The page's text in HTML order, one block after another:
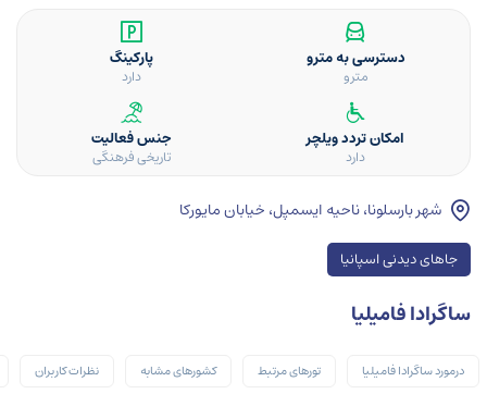
دسترسی به مترو
مترو
پارکینگ
دارد
امکان تردد ویلچر
دارد
جنس فعالیت
تاریخی فرهنگی
شهر بارسلونا، ناحیه ایسمپل، خیابان مایورکا
جاهای دیدنی اسپانیا
ساگرادا فامیلیا
درمورد ساگرادا فامیلیا تورهای مرتبط کشورهای مشابه نظرات کاربران